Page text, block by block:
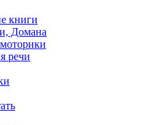
книги
Домана
речи